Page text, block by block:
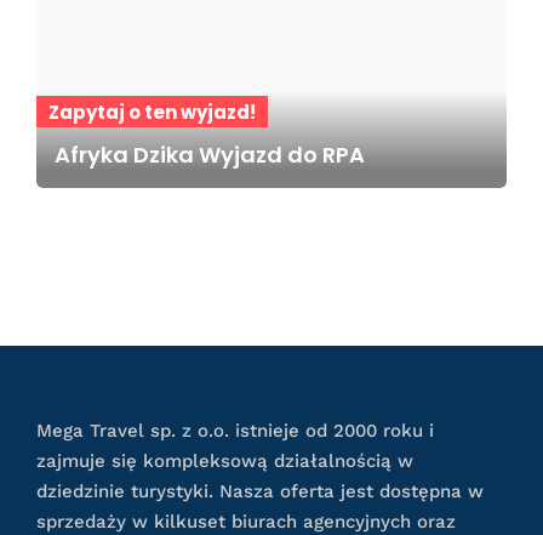
Zapytaj o ten wyjazd!
Afryka Dzika Wyjazd do RPA
Mega Travel sp. z o.o. istnieje od 2000 roku i
zajmuje się kompleksową działalnością w
dziedzinie turystyki. Nasza oferta jest dostępna w
sprzedaży w kilkuset biurach agencyjnych oraz